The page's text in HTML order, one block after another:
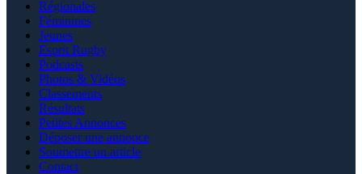
Régionales
Féminines
Jeunes
Esprit Rugby
Podcasts
Photos & Vidéos
Classements
Résultats
Petites Annonces
Déposer une annonce
Soumettre un article
Contact